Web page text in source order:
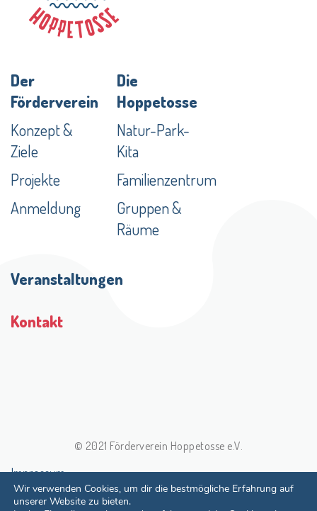
Der
Förderverein
Konzept &
Ziele
Projekte
Anmeldung
Die
Hoppetosse
Natur-Park-
Kita
Familienzentrum
Gruppen &
Räume
Veranstaltungen
Kontakt
© 2021 Förderverein Hoppetosse e.V.
Impressum
Datenschutzerklärung
Wir verwenden Cookies, um dir die bestmögliche Erfahrung auf
unserer Website zu bieten.